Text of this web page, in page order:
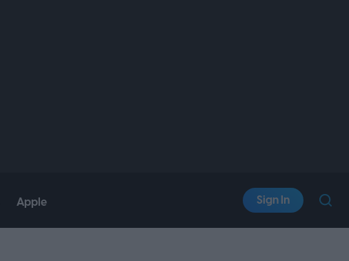
Apple Sign In